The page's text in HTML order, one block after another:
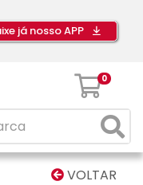
já nosso APP
0
VOLTAR